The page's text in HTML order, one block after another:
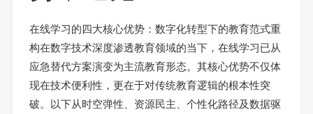
在线学习的四大核心优势：数字化转型下的教育范式重
构在数字技术深度渗透教育领域的当下，在线学习已从
应急替代方案演变为主流教育形态。其核心优势不仅体
现在技术便利性，更在于对传统教育逻辑的根本性突
破。以下从时空弹性、资源民主、个性化路径及数据驱